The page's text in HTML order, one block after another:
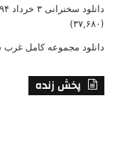
دانلود سخنرانی ۳ خرداد ۹۴ با موضوع من ریویزیونیست‌ام، پس هستم!
(۳۷,۶۸۰)
دانلود مجموعه کامل
پخش زنده